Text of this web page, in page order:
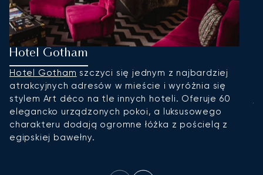
Hotel Gotham
Hotel Gotham szczyci się jednym z najbardziej
atrakcyjnych adresów w mieście i wyróżnia się
stylem Art déco na tle innych hoteli. Oferuje 60
elegancko urządzonych pokoi, a luksusowego
charakteru dodają ogromne łóżka z pościelą z
egipskiej bawełny.